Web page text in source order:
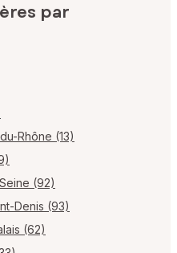
par
Rhône (13)
(92)
Denis (93)
(62)